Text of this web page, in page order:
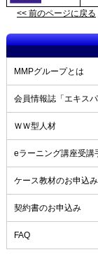
<< 前のページに戻る
MMPグループとは
会員情報誌「エキスパ
ＷＷ型人材
eラーニング講座受講
ケース教材のお申込み
契約書のお申込み
FAQ